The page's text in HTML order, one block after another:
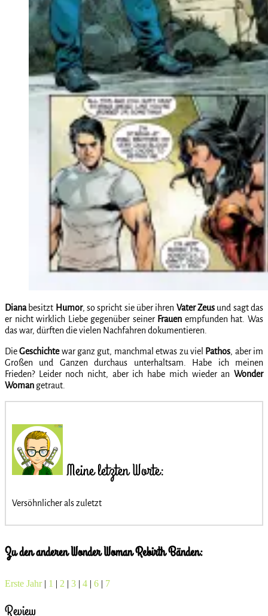
Dianabesitzt Humor, so spricht sie über ihren Vater Zeus und sagt das
er nicht wirklich Liebe gegenüber seiner Frauen empfunden hat. Was
das war, dürften die vielen Nachfahren dokumentieren.
DieGeschichtewar ganz gut, manchmal etwas zu viel Pathos, aber im
Großen und Ganzen durchaus unterhaltsam. Habe ich meinen
Frieden? Leider noch nicht, aber ich habe mich wieder an Wonder
Woman getraut.
Meine letzten Worte:
Versöhnlicher als zuletzt
Zu den anderen Wonder Woman Rebirth Bänden:
Erste Jahr| 1 | 2 | 3 | 4 | 6 | 7
Review